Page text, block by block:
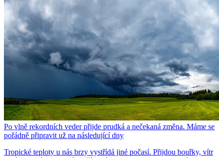
Po vlně rekordních veder přijde prudká a nečekaná změna. Máme se
pořádně připravit už na následující dny
Tropické teploty u nás brzy vystřídá jiné počasí. Přijdou bouřky, vítr